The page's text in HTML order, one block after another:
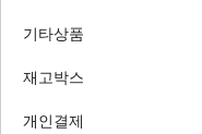
기타상품
재고박스
개인결제